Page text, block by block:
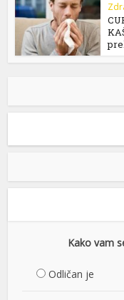
Kako vam
Odličan je